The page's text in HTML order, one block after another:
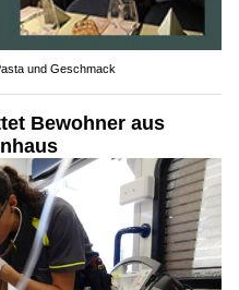
und Geschmack
Bewohner aus